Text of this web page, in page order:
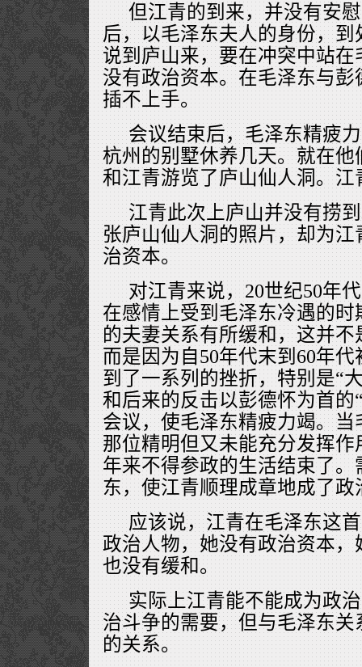
但江青的到来，并没有安
后，以毛泽东夫人的身份，
说到庐山来，要在冲突中站
没有政治资本。在毛泽东与
插不上手。
会议结束后，毛泽东精疲
杭州的别墅休养几天。就在
和江青游览了庐山仙人洞。
江青此次上庐山并没有捞
张庐山仙人洞的照片，却为
治资本。
对江青来说，20世纪50年
在感情上受到毛泽东冷遇的
的夫妻关系有所缓和，这并
而是因为自50年代末到60年
到了一系列的挫折，特别是“
和后来的反击以彭德怀为首的
会议，使毛泽东精疲力竭。
那位精明但又未能充分发挥
年来不得参政的生活结束了
东，使江青顺理成章地成了政
应该说，江青在毛泽东这
政治人物，她没有政治资本
也没有缓和。
实际上江青能不能成为政
治斗争的需要，但与毛泽东
的关系。